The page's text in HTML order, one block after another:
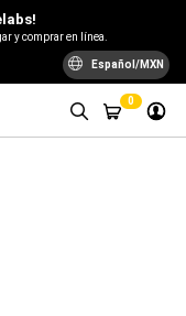
y comprar en línea.
Español/MXN
0